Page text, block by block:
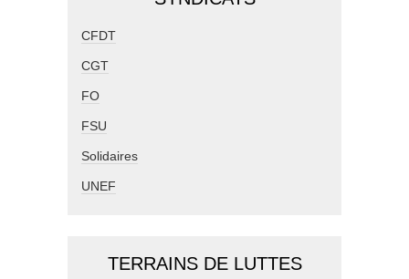
CFDT
CGT
FO
FSU
Solidaires
UNEF
TERRAINS DE LUTTES